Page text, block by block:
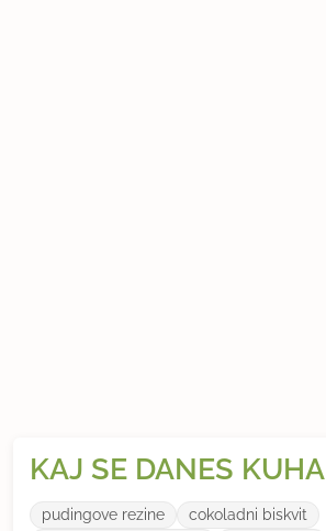
KAJ SE DANES KUHA
pudingove rezine
cokoladni biskvit